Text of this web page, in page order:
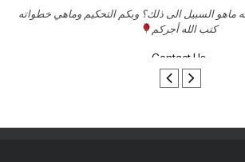
ورحمة الله وبركاتة أرغب بنشر كتابي معكم